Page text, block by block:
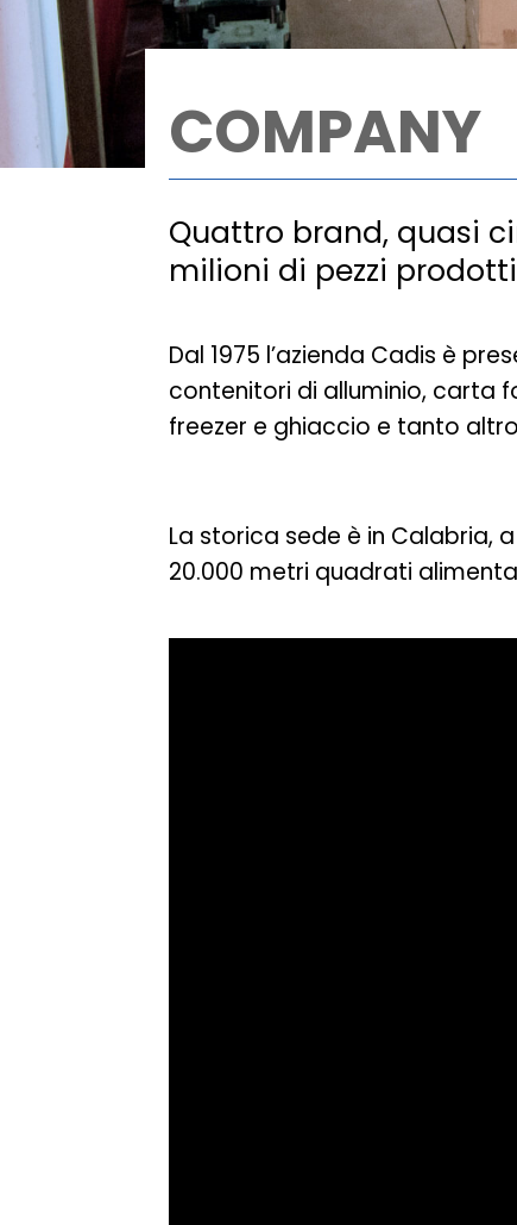
COMPANY
Quattro brand, quasi
milioni di pezzi
Dal 1975 l’azienda Cadis è
contenitori di alluminio, carta
freezer e ghiaccio e tanto
La storica sede è in Calabria,
20.000 metri quadrati